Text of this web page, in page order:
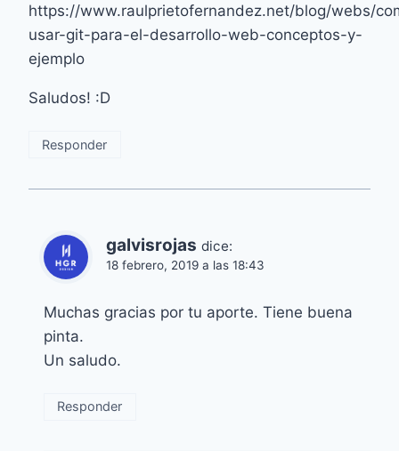
https://www.raulprietofernandez.net/blog/webs/
usar-git-para-el-desarrollo-web-conceptos-y-
ejemplo
Saludos! :D
Responder
galvisrojas dice:
18 febrero, 2019 a las 18:43
Muchas gracias por tu aporte. Tiene buena
pinta.
Un saludo.
Responder